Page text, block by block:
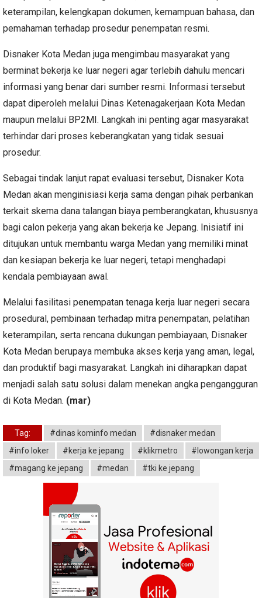
keterampilan, kelengkapan dokumen, kemampuan bahasa, dan
pemahaman terhadap prosedur penempatan resmi.
Disnaker Kota Medan juga mengimbau masyarakat yang
berminat bekerja ke luar negeri agar terlebih dahulu mencari
informasi yang benar dari sumber resmi. Informasi tersebut
dapat diperoleh melalui Dinas Ketenagakerjaan Kota Medan
maupun melalui BP2MI. Langkah ini penting agar masyarakat
terhindar dari proses keberangkatan yang tidak sesuai
prosedur.
Sebagai tindak lanjut rapat evaluasi tersebut, Disnaker Kota
Medan akan menginisiasi kerja sama dengan pihak perbankan
terkait skema dana talangan biaya pemberangkatan, khususnya
bagi calon pekerja yang akan bekerja ke Jepang. Inisiatif ini
ditujukan untuk membantu warga Medan yang memiliki minat
dan kesiapan bekerja ke luar negeri, tetapi menghadapi
kendala pembiayaan awal.
Melalui fasilitasi penempatan tenaga kerja luar negeri secara
prosedural, pembinaan terhadap mitra penempatan, pelatihan
keterampilan, serta rencana dukungan pembiayaan, Disnaker
Kota Medan berupaya membuka akses kerja yang aman, legal,
dan produktif bagi masyarakat. Langkah ini diharapkan dapat
menjadi salah satu solusi dalam menekan angka pengangguran
di Kota Medan. (mar)
Tag: #dinas kominfo medan
#disnaker medan
#info loker
#kerja ke jepang #klikmetro
#lowongan kerja
#magang ke jepang
#medan #tki ke jepang